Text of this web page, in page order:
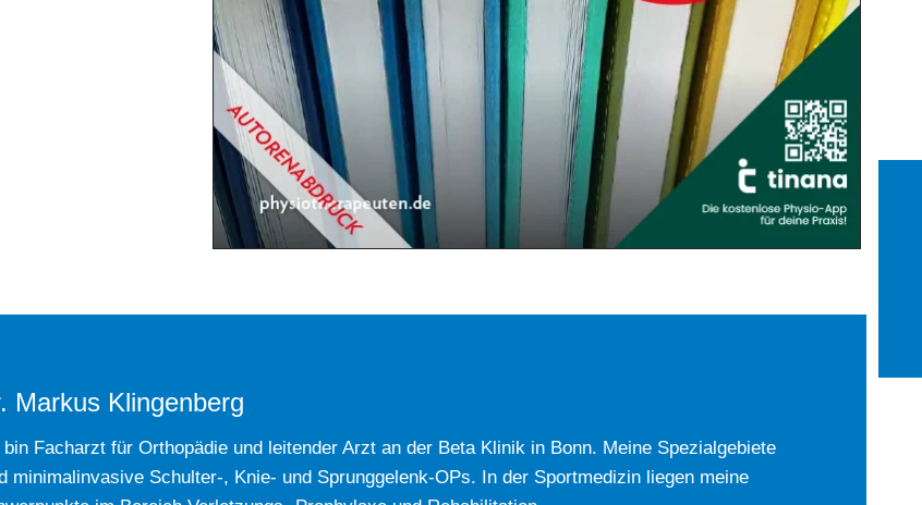
Markus Klingenberg
bin Facharzt für Orthopädie und leitender Arzt an der Beta Klinik in Bonn. Meine Spezialgebiete
minimalinvasive Schulter-, Knie- und Sprunggelenk-OPs. In der Sportmedizin liegen meine